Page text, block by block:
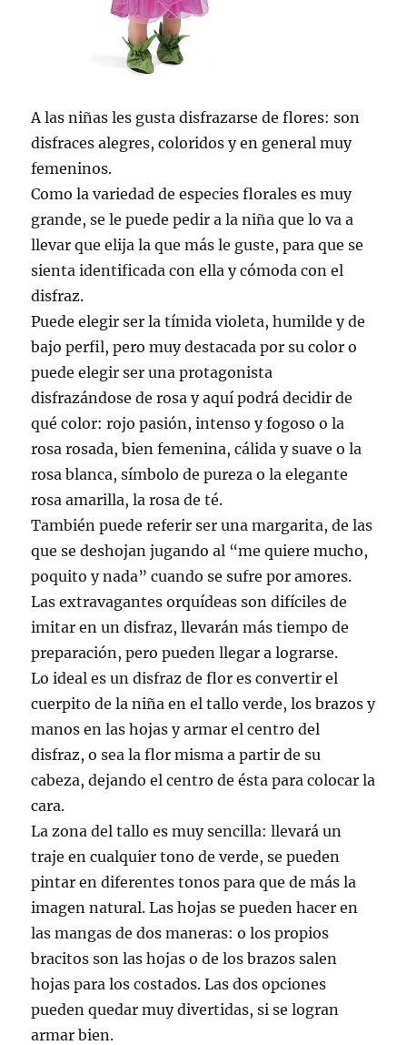
A las niñas les gusta disfrazarse de flores: son
disfraces alegres, coloridos y en general muy
femeninos.
Como la variedad de especies florales es muy
grande, se le puede pedir a la niña que lo va a
llevar que elija la que más le guste, para que se
sienta identificada con ella y cómoda con el
disfraz.
Puede elegir ser la tímida violeta, humilde y de
bajo perfil, pero muy destacada por su color o
puede elegir ser una protagonista
disfrazándose de rosa y aquí podrá decidir de
qué color: rojo pasión, intenso y fogoso o la
rosa rosada, bien femenina, cálida y suave o la
rosa blanca, símbolo de pureza o la elegante
rosa amarilla, la rosa de té.
También puede referir ser una margarita, de las
que se deshojan jugando al “me quiere mucho,
poquito y nada” cuando se sufre por amores.
Las extravagantes orquídeas son difíciles de
imitar en un disfraz, llevarán más tiempo de
preparación, pero pueden llegar a lograrse.
Lo ideal es un disfraz de flor es convertir el
cuerpito de la niña en el tallo verde, los brazos y
manos en las hojas y armar el centro del
disfraz, o sea la flor misma a partir de su
cabeza, dejando el centro de ésta para colocar la
cara.
La zona del tallo es muy sencilla: llevará un
traje en cualquier tono de verde, se pueden
pintar en diferentes tonos para que de más la
imagen natural. Las hojas se pueden hacer en
las mangas de dos maneras: o los propios
bracitos son las hojas o de los brazos salen
hojas para los costados. Las dos opciones
pueden quedar muy divertidas, si se logran
armar bien.